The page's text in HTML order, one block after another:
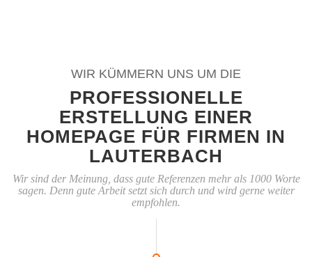
WIR KÜMMERN UNS UM DIE
PROFESSIONELLE
ERSTELLUNG EINER
HOMEPAGE FÜR FIRMEN IN
LAUTERBACH
Wir sind der Meinung, dass gute Referenzen mehr als 1000 Worte
sagen. Denn gute Arbeit setzt sich durch und wird gerne weiter
empfohlen.